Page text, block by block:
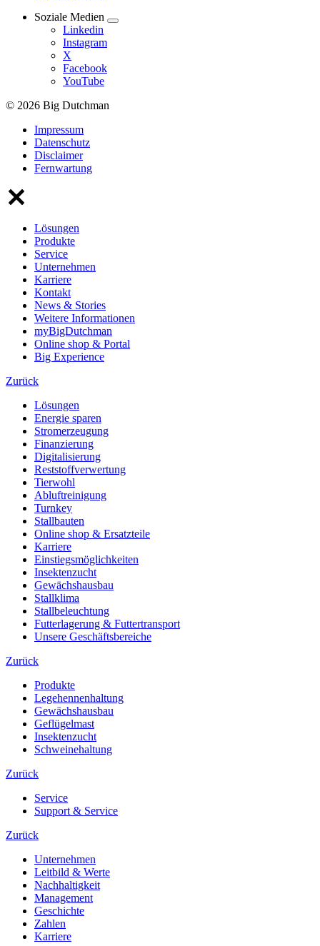
Soziale Medien
Linkedin
Instagram
X
Facebook
YouTube
© 2026 Big Dutchman
Impressum
Datenschutz
Disclaimer
Fernwartung
Lösungen
Produkte
Service
Unternehmen
Karriere
Kontakt
News & Stories
Weitere Informationen
myBigDutchman
Online shop & Portal
Big Experience
Zurück
Lösungen
Energie sparen
Stromerzeugung
Finanzierung
Digitalisierung
Reststoffverwertung
Tierwohl
Abluftreinigung
Turnkey
Stallbauten
Online shop & Ersatzteile
Karriere
Einstiegsmöglichkeiten
Insektenzucht
Gewächshausbau
Stallklima
Stallbeleuchtung
Futterlagerung & Futtertransport
Unsere Geschäftsbereiche
Zurück
Produkte
Legehennenhaltung
Gewächshausbau
Geflügelmast
Insektenzucht
Schweinehaltung
Zurück
Service
Support & Service
Zurück
Unternehmen
Leitbild & Werte
Nachhaltigkeit
Management
Geschichte
Zahlen
Karriere